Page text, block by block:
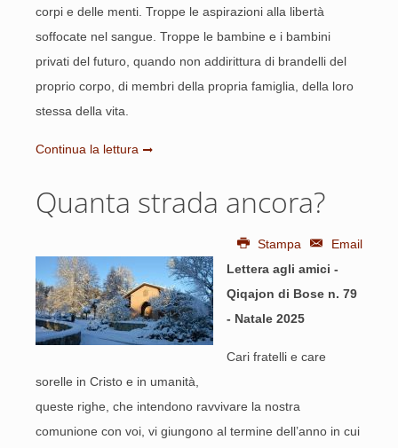
corpi e delle menti. Troppe le aspirazioni alla libertà
soffocate nel sangue. Troppe le bambine e i bambini
privati del futuro, quando non addirittura di brandelli del
proprio corpo, di membri della propria famiglia, della loro
stessa della vita.
Continua la lettura
Quanta strada ancora?
Stampa
Email
Lettera agli amici -
Qiqajon di Bose n. 79
- Natale 2025
Cari fratelli e care
sorelle in Cristo e in umanità,
queste righe, che intendono ravvivare la nostra
comunione con voi, vi giungono al termine dell’anno in cui